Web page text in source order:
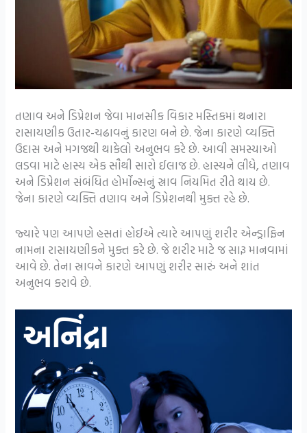
તણાવ અને ડિપ્રેશન જેવા માનસીક વિકાર મસ્તિકમાં થનારા
રાસાયણીક ઉતાર-ચઢાવનું કારણ બને છે. જેના કારણે વ્યક્તિ
ઉદાસ અને મગજથી થાકેલો અનુભવ કરે છે. આવી સમસ્યાઓ
લડવા માટે હાસ્ય એક સૌથી સારો ઈલાજ છે. હાસ્યને લીધે, તણાવ
અને ડિપ્રેશન સંબંધિત હોર્મોન્સનું સ્રાવ નિયમિત રીતે થાય છે.
જેના કારણે વ્યક્તિ તણાવ અને ડિપ્રેશનથી મુક્ત રહે છે.
જ્યારે પણ આપણે હસતાં હોઈએ ત્યારે આપણું શરીર એન્ડ્રાફિન
નામના રાસાયણીકને મુક્ત કરે છે. જે શરીર માટે જ સારૂ માનવામાં
આવે છે. તેના સ્રાવને કારણે આપણું શરીર સારું અને શાંત
અનુભવ કરાવે છે.